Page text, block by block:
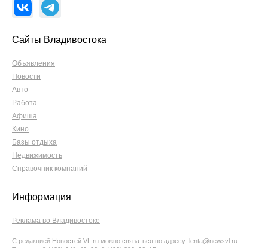
Сайты Владивостока
Объявления
Новости
Авто
Работа
Афиша
Кино
Базы отдыха
Недвижимость
Справочник компаний
Информация
Реклама во Владивостоке
С редакцией Новостей VL.ru можно связаться по адресу: lenta@newsvl.ru